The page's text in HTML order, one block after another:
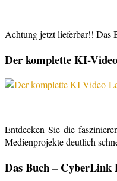
Achtung jetzt lieferbar!! Das
Der komplette KI-
Entdecken Sie die
Medienprojekte deutlich
Das Buch – CyberLink